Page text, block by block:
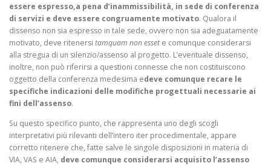
essere espresso,a pena d’inammissibilità, in sede di conferenza
di servizi e deve essere congruamente motivato. Qualora il
dissenso non sia espresso in tale sede, ovvero non sia adeguatamente
motivato, deve ritenersi tamquam non essete comunque considerarsi
alla stregua di un silenzio/assenso al progetto. L’eventuale dissenso,
inoltre, non può riferirsi a questioni connesse che non costituiscono
oggetto della conferenza medesima edeve comunque recare le
specifiche indicazioni delle modifiche progettuali necessarie ai
fini dell’assenso.
Su questo specifico punto, che rappresenta uno degli scogli
interpretativi più rilevanti dell’intero iter procedimentale, appare
corretto ritenere che, fatte salve le singole disposizioni in materia di
VIA, VAS e AIA, deve comunque considerarsi acquisito l’assenso